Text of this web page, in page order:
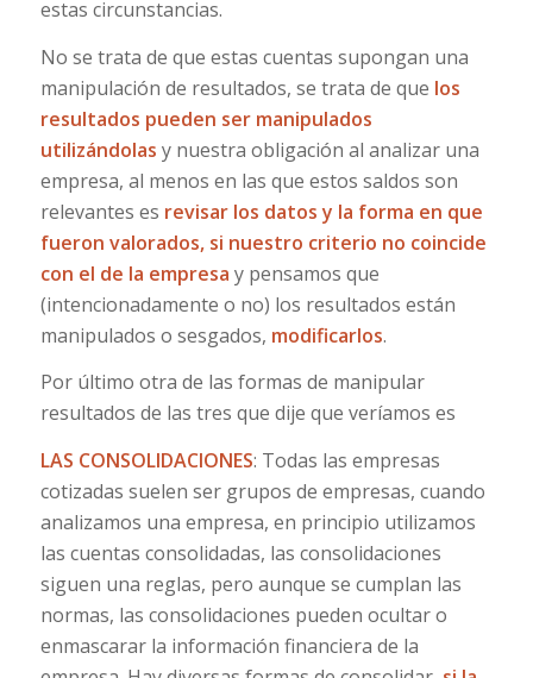
estas circunstancias.
No se trata de que estas cuentas supongan una
manipulación de resultados, se trata de que los
resultados pueden ser manipulados
utilizándolas y nuestra obligación al analizar una
empresa, al menos en las que estos saldos son
relevantes es revisar los datos y la forma en que
fueron valorados, si nuestro criterio no coincide
con el de la empresa y pensamos que
(intencionadamente o no) los resultados están
manipulados o sesgados, modificarlos.
Por último otra de las formas de manipular
resultados de las tres que dije que veríamos es
LAS CONSOLIDACIONES: Todas las empresas
cotizadas suelen ser grupos de empresas, cuando
analizamos una empresa, en principio utilizamos
las cuentas consolidadas, las consolidaciones
siguen una reglas, pero aunque se cumplan las
normas, las consolidaciones pueden ocultar o
enmascarar la información financiera de la